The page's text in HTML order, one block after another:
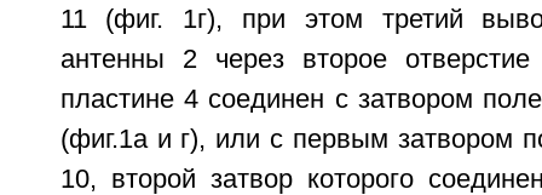
11 (фиг. 1г), при этом третий
антенны 2 через второе
пластине 4 соединен с затвором
(фиг.1а и г), или с первым затвором
10, второй затвор которого